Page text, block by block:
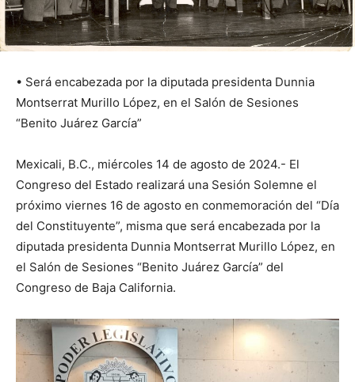
• Será encabezada por la diputada presidenta Dunnia
Montserrat Murillo López, en el Salón de Sesiones
“Benito Juárez García”
Mexicali, B.C., miércoles 14 de agosto de 2024.- El
Congreso del Estado realizará una Sesión Solemne el
próximo viernes 16 de agosto en conmemoración del “Día
del Constituyente”, misma que será encabezada por la
diputada presidenta Dunnia Montserrat Murillo López, en
el Salón de Sesiones “Benito Juárez García” del
Congreso de Baja California.